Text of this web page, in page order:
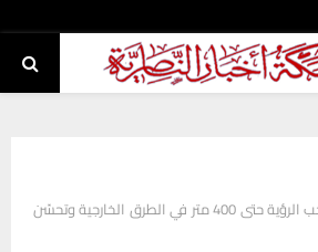
ذي قار: ضباب الصباح يحجب الرؤية حتى 400 متر في الطرق الخارجية وتحسّن